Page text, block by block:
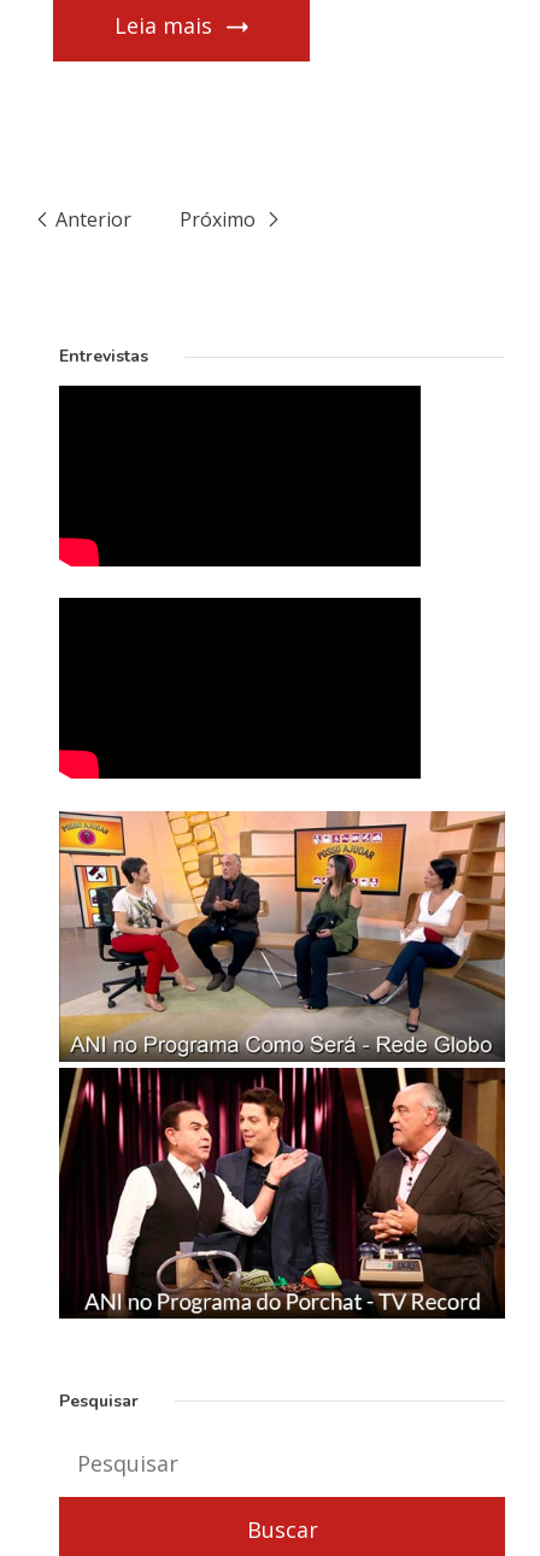
Leia mais
Anterior Próximo
Entrevistas
Pesquisar